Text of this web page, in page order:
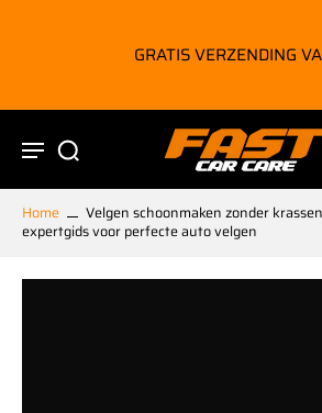
GRATIS VERZENDING
Home
Velgen schoonmaken zonder
expertgids voor perfecte auto velgen